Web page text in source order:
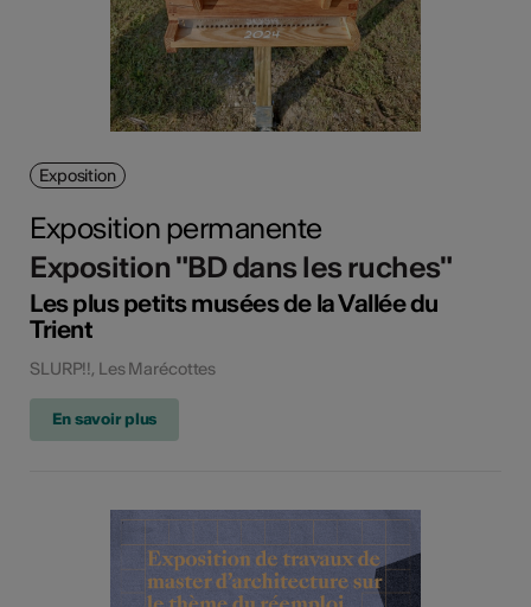
Exposition
Exposition permanente
Exposition "BD dans les ruches"
Les plus petits musées de la Vallée du
Trient
SLURP!!, Les Marécottes
En savoir plus